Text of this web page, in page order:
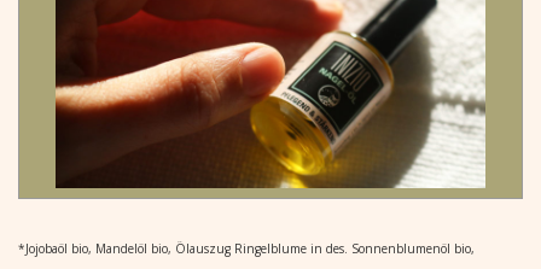
*Jojobaöl bio, Mandelöl bio, Ölauszug Ringelblume in des. Sonnenblumenöl bio,